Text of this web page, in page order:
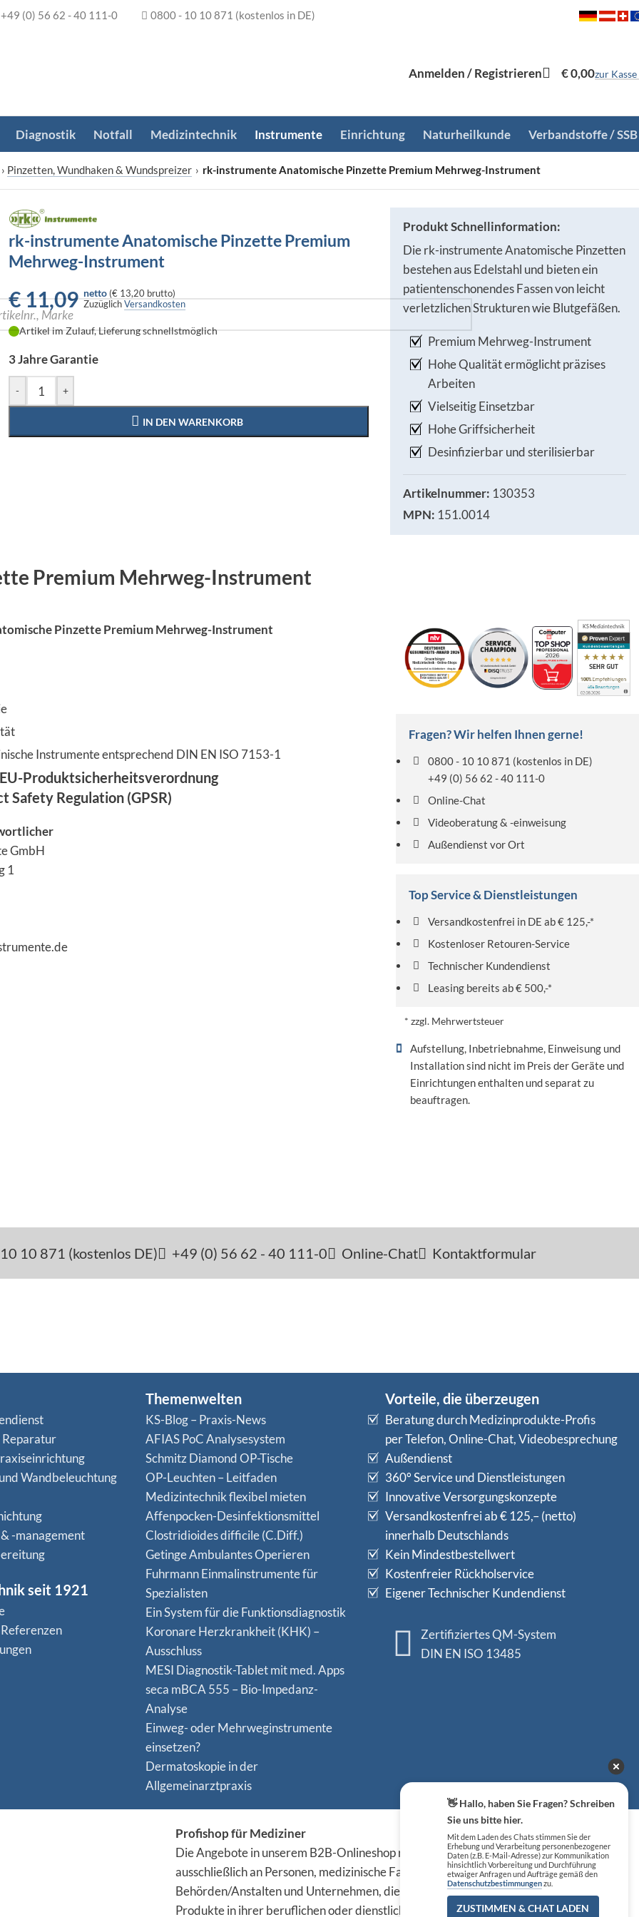
+49 (0) 56 62 - 40 111-0 0800 - 10 10 871 (kostenlos in DE)
Anmelden / Registrieren €0,00zur Kasse
Diagnostik Notfall Medizintechnik Instrumente Einrichtung Naturheilkunde Verbandstoffe / SSB
› Pinzetten, Wundhaken & Wundspreizer › rk-instrumente Anatomische Pinzette Premium Mehrweg-Instrument
rk-instrumente Anatomische Pinzette Premium
Mehrweg-Instrument
€11,09 netto (€ 13,20 brutto)
ZuzüglichVersandkosten
Artikel im Zulauf, Lieferung schnellstmöglich
3 Jahre Garantie
- +
IN DEN WARENKORB
Produkt Schnellinformation:
Die rk-instrumente Anatomische Pinzetten
bestehen aus Edelstahl und bieten ein
patientenschonendes Fassen von leicht
verletzlichen Strukturen wie Blutgefäßen.
Premium Mehrweg-Instrument
Hohe Qualität ermöglicht präzises
Arbeiten
Vielseitig Einsetzbar
Hohe Griffsicherheit
Desinfizierbar und sterilisierbar
Artikelnummer: 130353
MPN: 151.0014
Premium Mehrweg-Instrument
Pinzette Premium Mehrweg-Instrument
Instrumente entsprechend DIN EN ISO 7153-1
Produktsicherheitsverordnung
Safety Regulation (GPSR)
GmbH
1
KS Medizintechnik
Fragen? Wir helfen Ihnen gerne!
0800 - 10 10 871 (kostenlos in DE)
+49 (0) 56 62 - 40 111-0
Online-Chat
Videoberatung & -einweisung
Außendienst vor Ort
Top Service & Dienstleistungen
Versandkostenfrei in DE ab € 125,-*
Kostenloser Retouren-Service
Technischer Kundendienst
Leasing bereits ab € 500,-*
* zzgl. Mehrwertsteuer
Aufstellung, Inbetriebnahme, Einweisung und
Installation sind nicht im Preis der Geräte und
Einrichtungen enthalten und separat zu
beauftragen.
10 871 (kostenlos DE) +49 (0) 56 62 - 40 111-0 Online-Chat Kontaktformular
Reparatur
Wandbeleuchtung
-management
seit 1921
Themenwelten
KS-Blog – Praxis-News
AFIAS PoC Analysesystem
Schmitz Diamond OP-Tische
OP-Leuchten – Leitfaden
Medizintechnik flexibel mieten
Affenpocken-Desinfektionsmittel
Clostridioides difficile (C.Diff.)
Getinge Ambulantes Operieren
Fuhrmann Einmalinstrumente für
Spezialisten
Ein System für die Funktionsdiagnostik
Koro­nare Herz­krank­heit (KHK) –
Ausschluss
MESI Diagnostik-Tablet mit med. Apps
seca mBCA 555 – Bio-Impedanz-
Analyse
Einweg- oder Mehrweginstrumente
einsetzen?
Dermatoskopie in der
Allgemeinarztpraxis
Vorteile, die überzeugen
Beratung durch Medizinprodukte-Profis
per Telefon, Online-Chat, Videobesprechung
Außendienst
360° Service und Dienstleistungen
Innovative Versorgungskonzepte
Versandkostenfrei ab € 125,– (netto)
innerhalb Deutschlands
Kein Mindestbestellwert
Kostenfreier Rückholservice
Eigener Technischer Kundendienst
Zertifiziertes QM-System
DIN EN ISO 13485
Profishop für Mediziner
Die Angebote in unserem B2B-Onlineshop richten sich
ausschließlich an Personen, medizinische Fachkreise,
Behörden/Anstalten und Unternehmen, die die
Produkte in ihrer beruflichen oder dienstlichen Tätigkeit
Sicher einkaufen
👋 Hallo, haben Sie Fragen? Schreiben
Sie uns bitte hier.
Mit dem Laden des Chats stimmen Sie der
Erhebung und Verarbeitung personenbezogener
Daten (z.B. E-Mail-Adresse) zur Kommunikation
hinsichtlich Vorbereitung und Durchführung
etwaiger Anfragen und Aufträge gemäß den
Datenschutzbestimmungenzu.
ZUSTIMMEN & CHAT LADEN